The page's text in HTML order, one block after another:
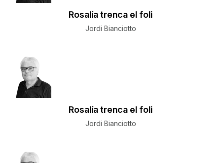
Rosalía trenca el foli
Jordi Bianciotto
Rosalía trenca el foli
Jordi Bianciotto